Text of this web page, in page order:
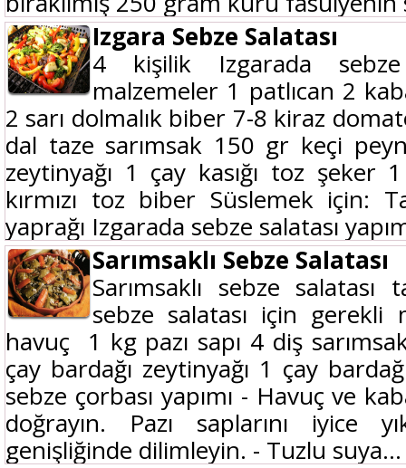
Izgara Sebze Salatası
4 kişilik Izgarada
malzemeler 1 patlıcan 2
2 sarı dolmalık biber 7-8 kiraz
dal taze sarımsak 150 gr keçi
zeytinyağı 1 çay kasığı toz şeker
kırmızı toz biber Süslemek için:
yaprağı Izgarada sebze salatası
Sarımsaklı Sebze Salatası
Sarımsaklı sebze
sebze salatası için
havuç 1 kg pazı sapı 4 diş
çay bardağı zeytinyağı 1 çay
sebze çorbası yapımı - Havuç ve
doğrayın. Pazı saplarını iyice
genişliğinde dilimleyin. - Tuzlu suya...